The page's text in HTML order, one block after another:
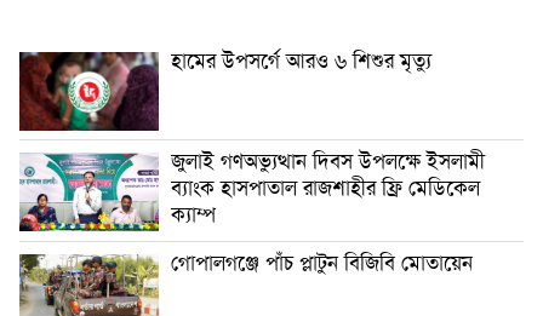
হামের উপসর্গে আরও ৬ শিশুর মৃত্যু
জুলাই গণঅভ্যুত্থান দিবস উপলক্ষে ইসলামী
ব্যাংক হাসপাতাল রাজশাহীর ফ্রি মেডিকেল
ক্যাম্প
গোপালগঞ্জে পাঁচ প্লাটুন বিজিবি মোতায়েন